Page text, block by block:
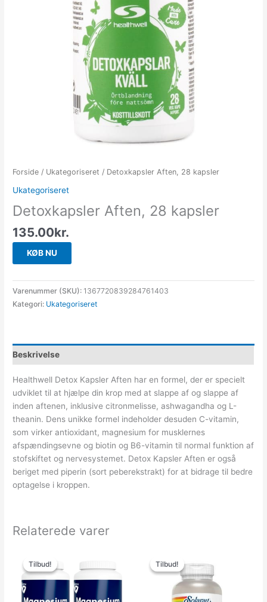
Forside / Ukategoriseret / Detoxkapsler Aften, 28 kapsler
Ukategoriseret
Detoxkapsler Aften, 28 kapsler
135.00kr.
KØB NU
Varenummer (SKU): 1367720839284761403
Kategori: Ukategoriseret
Beskrivelse
Healthwell Detox Kapsler Aften har en formel, der er specielt
udviklet til at hjælpe din krop med at slappe af og slappe af
inden aftenen, inklusive citronmelisse, ashwagandha og L-
theanin. Dens unikke formel indeholder desuden C-vitamin,
som virker antioxidant, magnesium for musklernes
afspændingsevne og biotin og B6-vitamin til normal funktion af
stofskiftet og nervesystemet. Detox Kapsler Aften er også
beriget med piperin (sort peberekstrakt) for at bidrage til bedre
optagelse i kroppen.
Relaterede varer
Tilbud!
Tilbud!
oprindelige
pris
var:
551.90kr..
pris
er:
349.95kr..
Tilbud!
Tilbud!
oprindelige
pris
var:
329.95kr..
pris
er:
234.95kr..